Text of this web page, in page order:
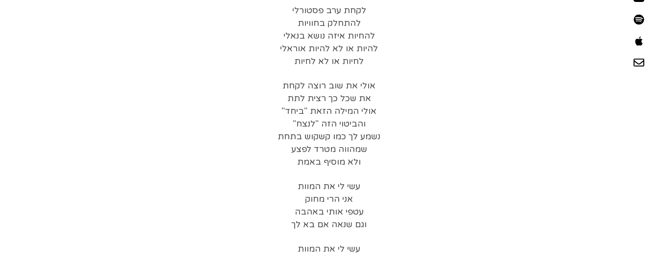
לקחת ערב פסטורלי
להתחלק בחוויות
להחיות איזה נושא בנאלי
להיות או לא להיות אוראלי
לחיות או לא לחיות
אולי את שוב רוצה לקחת
את שכל כך רצית לתת
אולי המילה הזאת "ביחד"
והביטוי הזה "לנצח"
נשמע לך כמו קשקוש בתחת
שמהווה מטרד לפצע
ולא מוסיף באמת
עשי לי את המוות
אני הרי מחוק
עטפי אותי באהבה
וגם שנאה אם בא לך
עשי לי את המוות